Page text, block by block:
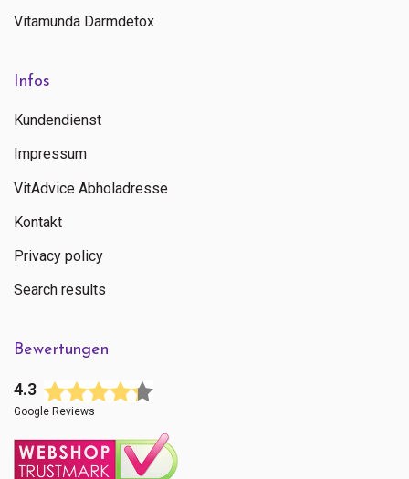
Vitamunda Darmdetox
Infos
Kundendienst
Impressum
VitAdvice Abholadresse
Kontakt
Privacy policy
Search results
Bewertungen
4.3
Google Reviews